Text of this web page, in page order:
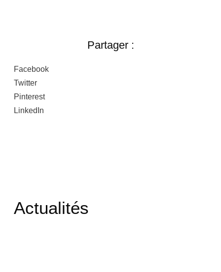
Partager :
Facebook
Twitter
Pinterest
LinkedIn
Actualités